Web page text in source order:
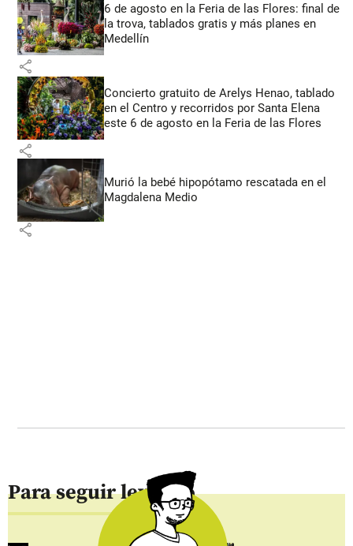
6 de agosto en la Feria de las Flores: final de
la trova, tablados gratis y más planes en
Medellín
share
Concierto gratuito de Arelys Henao, tablado
en el Centro y recorridos por Santa Elena
este 6 de agosto en la Feria de las Flores
share
Murió la bebé hipopótamo rescatada en el
Magdalena Medio
share
Para seguir leyendo